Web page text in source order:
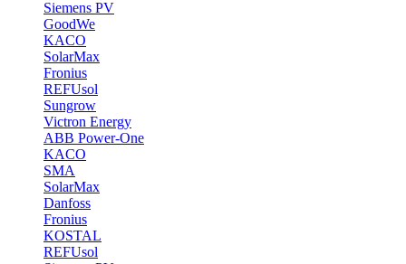
Siemens PV
GoodWe
KACO
SolarMax
Fronius
REFUsol
Sungrow
Victron Energy
ABB Power-One
KACO
SMA
SolarMax
Danfoss
Fronius
KOSTAL
REFUsol